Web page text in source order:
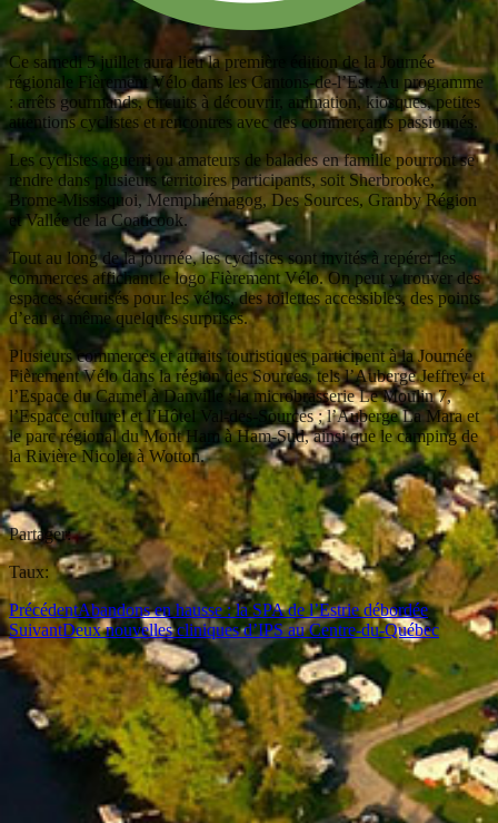
Ce samedi 5 juillet aura lieu la première édition de la Journée
régionale Fièrement Vélo dans les Cantons-de-l’Est. Au programme
: arrêts gourmands, circuits à découvrir, animation, kiosques, petites
attentions cyclistes et rencontres avec des commerçants passionnés.
Les cyclistes aguerri ou amateurs de balades en famille pourront se
rendre dans plusieurs territoires participants, soit Sherbrooke,
Brome-Missisquoi, Memphrémagog, Des Sources, Granby Région
et Vallée de la Coaticook.
Tout au long de la journée, les cyclistes sont invités à repérer les
commerces affichant le logo Fièrement Vélo. On peut y trouver des
espaces sécurisés pour les vélos, des toilettes accessibles, des points
d’eau et même quelques surprises.
Plusieurs commerces et attraits touristiques participent à la Journée
Fièrement Vélo dans la région des Sources, tels l’Auberge Jeffrey et
l’Espace du Carmel à Danville ; la microbrasserie Le Moulin 7,
l’Espace culturel et l’Hôtel Val-des-Sources ; l’Auberge La Mara et
le parc régional du Mont Ham à Ham-Sud, ainsi que le camping de
la Rivière Nicolet à Wotton.
Partager:
Taux:
PrécédentAbandons en hausse : la SPA de l’Estrie débordée
SuivantDeux nouvelles cliniques d’IPS au Centre-du-Québec